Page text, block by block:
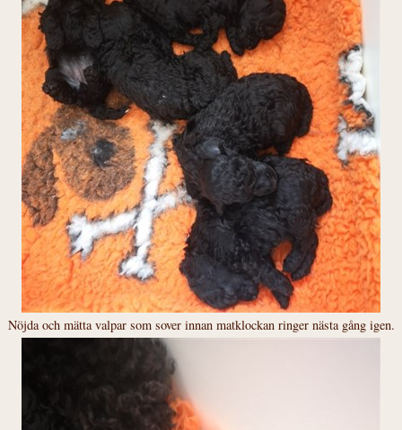
Nöjda och mätta valpar som sover innan matklockan ringer nästa gång igen.